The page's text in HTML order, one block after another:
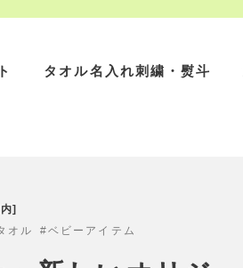
タオル名入れ刺繍・熨斗
オル ベビーアイテム